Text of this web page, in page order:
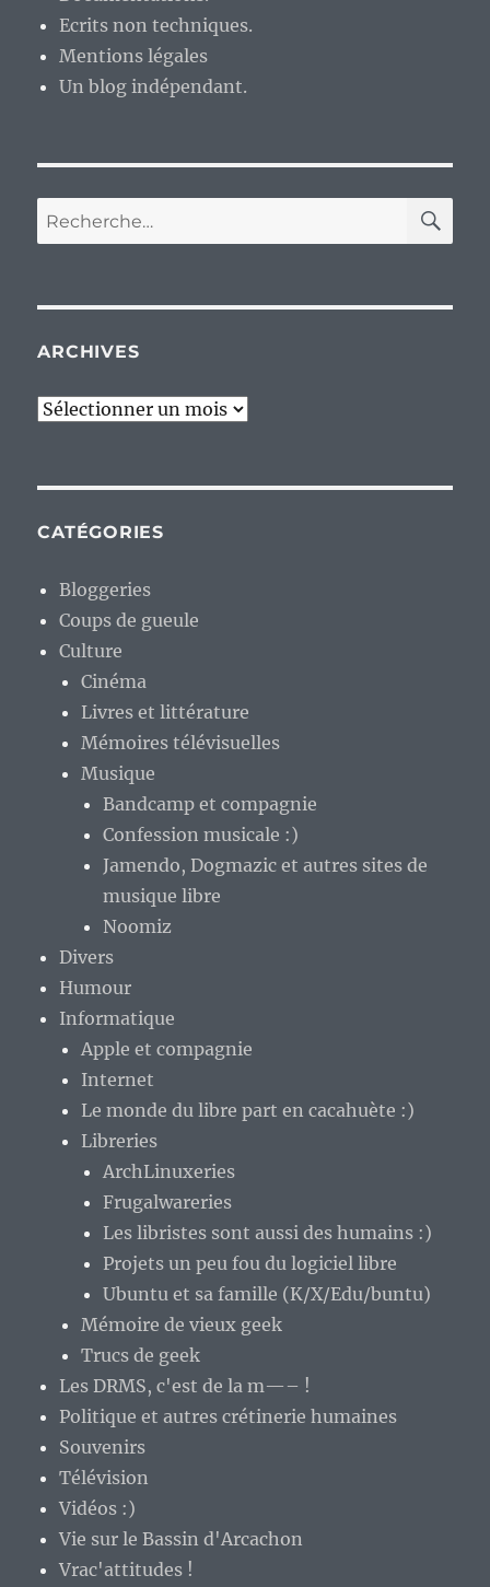
Ecrits non techniques.
Mentions légales
Un blog indépendant.
Recherche
pour :
ARCHIVES
Archives
CATÉGORIES
Bloggeries
Coups de gueule
Culture
Cinéma
Livres et littérature
Mémoires télévisuelles
Musique
Bandcamp et compagnie
Confession musicale :)
Jamendo, Dogmazic et autres sites de
musique libre
Noomiz
Divers
Humour
Informatique
Apple et compagnie
Internet
Le monde du libre part en cacahuète :)
Libreries
ArchLinuxeries
Frugalwareries
Les libristes sont aussi des humains :)
Projets un peu fou du logiciel libre
Ubuntu et sa famille (K/X/Edu/buntu)
Mémoire de vieux geek
Trucs de geek
Les DRMS, c'est de la m—– !
Politique et autres crétinerie humaines
Souvenirs
Télévision
Vidéos :)
Vie sur le Bassin d'Arcachon
Vrac'attitudes !